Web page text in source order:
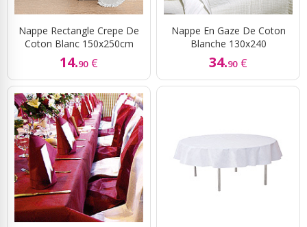
Nappe Rectangle Crepe De
Coton Blanc 150x250cm
14.90 €
Nappe En Gaze De Coton
Blanche 130x240
34.90 €